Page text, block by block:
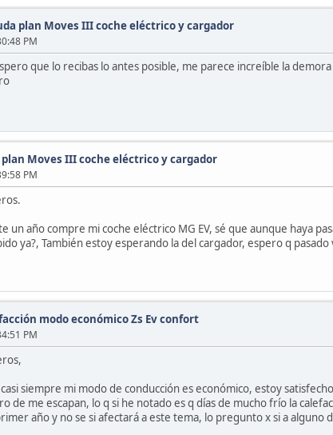
plan Moves III coche eléctrico y cargador
PM
espero que lo recibas lo antes posible, me parece increíble la
Moves III coche eléctrico y cargador
PM
un año compre mi coche eléctrico MG EV, sé que aunque haya
ya?, También estoy esperando la del cargador, espero q
modo económico Zs Ev confort
PM
siempre mi modo de conducción es económico, estoy
de me escapan, lo q si he notado es q días de mucho frío la
año y no se si afectará a este tema, lo pregunto x si a alguno